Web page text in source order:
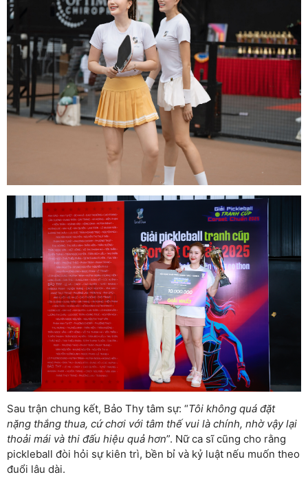
Sau trận chung kết, Bảo Thy tâm sự: “Tôi không quá đặt
nặng thắng thua, cứ chơi với tâm thế vui là chính, nhờ vậy lại
thoải mái và thi đấu hiệu quả hơn”. Nữ ca sĩ cũng cho rằng
pickleball đòi hỏi sự kiên trì, bền bỉ và kỷ luật nếu muốn theo
đuổi lâu dài.